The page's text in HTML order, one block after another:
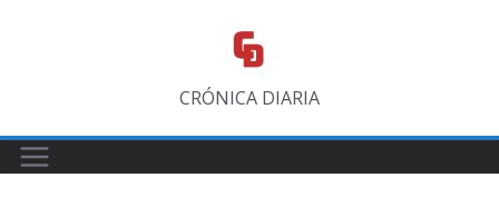
CRÓNICA DIARIA